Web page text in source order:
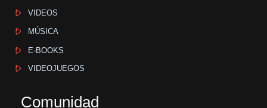
VIDEOS
MÚSICA
E-BOOKS
VIDEOJUEGOS
Comunidad